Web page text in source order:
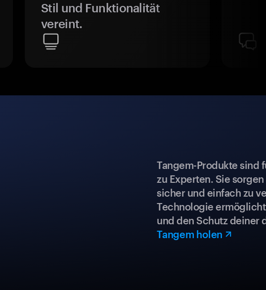
Stil und Funktionalität
vereint.
Tangem-Produkte sind
zu Experten. Sie
sicher und einfach zu
Technologie
und den Schutz deiner
Tangem holen